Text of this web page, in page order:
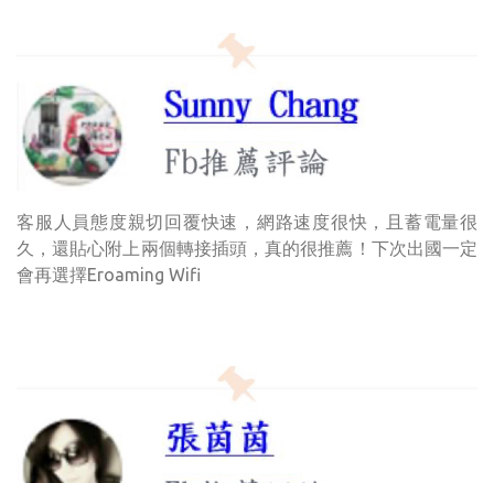
客服人員態度親切回覆快速，網路速度很快，且蓄電量很
久，還貼心附上兩個轉接插頭，真的很推薦！下次出國一定
會再選擇Eroaming Wifi